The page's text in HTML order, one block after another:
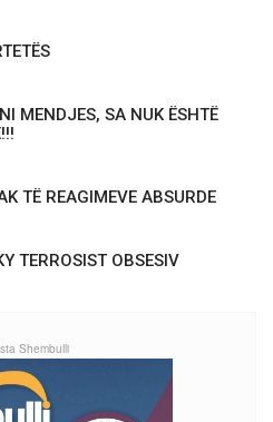
MENDJES, SA NUK ËSHTË
TË REAGIMEVE ABSURDE
TERROSIST OBSESIV
Shembulli